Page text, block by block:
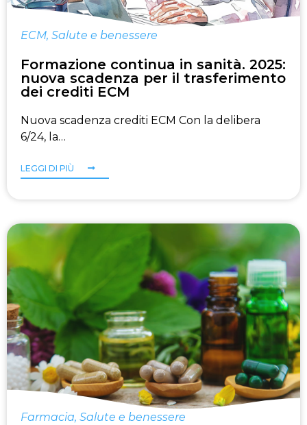
ECM, Salute e benessere
Formazione continua in sanità. 2025:
nuova scadenza per il trasferimento
dei crediti ECM
Nuova scadenza crediti ECM Con la delibera
6/24, la…
LEGGI DI PIÙ
Farmacia, Salute e benessere